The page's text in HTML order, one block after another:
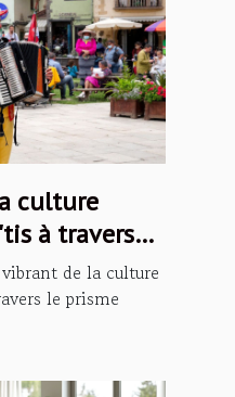
culture
à travers
de la culture
le prisme